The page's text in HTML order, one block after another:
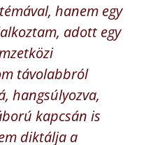
hanem egy
adott egy
távolabbról
hangsúlyozva,
kapcsán is
diktálja a